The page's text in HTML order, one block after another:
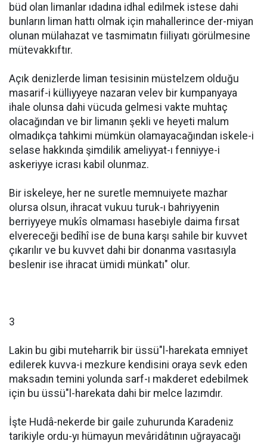
büd olan limanlar ıdadına idhal edilmek istese dahi
bunların liman hattı olmak için mahallerince der-miyan
olunan mülahazat ve tasmimatın fiiliyatı görülmesine
mütevakkıftır.
Açık denizlerde liman tesisinin müstelzem olduğu
masarif-i külliyyeye nazaran velev bir kumpanyaya
ihale olunsa dahi vücuda gelmesi vakte muhtaç
olacağından ve bir limanın şekli ve heyeti malum
olmadıkça tahkimi mümkün olamayacağından iskele-i
selase hakkında şimdilik ameliyyat-ı fenniyye-i
askeriyye icrası kabil olunmaz.
Bir iskeleye, her ne suretle memnuiyete mazhar
olursa olsun, ihracat vukuu turuk-ı bahriyyenin
berriyyeye mukîs olmaması hasebiyle daima fırsat
elvereceği bedîhî ise de buna karşı sahile bir kuvvet
çıkarılır ve bu kuvvet dahi bir donanma vasıtasıyla
beslenir ise ihracat ümidi münkatı" olur.
3
Lakin bu gibi muteharrik bir üssü"l-harekata emniyet
edilerek kuvva-i mezkure kendisini oraya sevk eden
maksadın temini yolunda sarf-ı makderet edebilmek
için bu üssü"l-harekata dahi bir melce lazımdır.
İşte Hudâ-nekerde bir gaile zuhurunda Karadeniz
tarikiyle ordu-yı hümayun mevâridâtının uğrayacağı